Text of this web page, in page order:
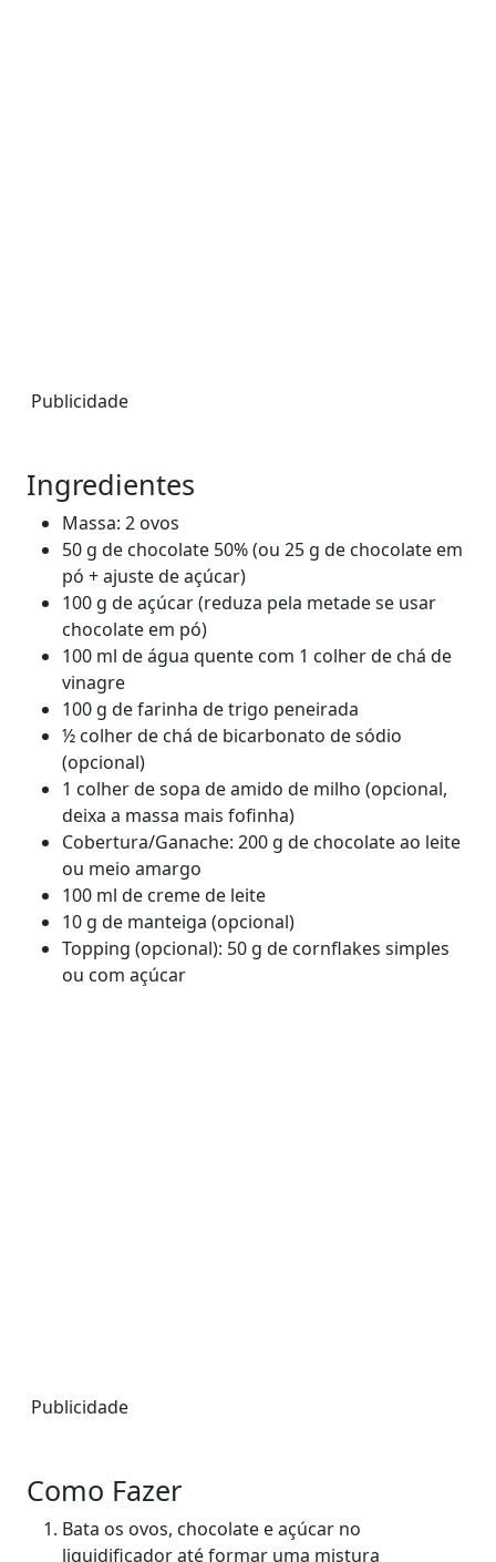
Publicidade
Ingredientes
Massa: 2 ovos
50 g de chocolate 50% (ou 25 g de chocolate em
pó + ajuste de açúcar)
100 g de açúcar (reduza pela metade se usar
chocolate em pó)
100 ml de água quente com 1 colher de chá de
vinagre
100 g de farinha de trigo peneirada
½ colher de chá de bicarbonato de sódio
(opcional)
1 colher de sopa de amido de milho (opcional,
deixa a massa mais fofinha)
Cobertura/Ganache: 200 g de chocolate ao leite
ou meio amargo
100 ml de creme de leite
10 g de manteiga (opcional)
Topping (opcional): 50 g de cornflakes simples
ou com açúcar
Publicidade
Como Fazer
Bata os ovos, chocolate e açúcar no
liquidificador até formar uma mistura